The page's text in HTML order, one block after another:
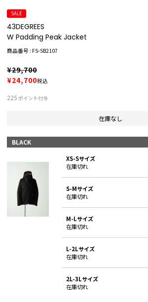
SALE
43DEGREES
W Padding Peak Jacket
商品番号 FS-SB2107
¥29,700
¥24,700税込
225 ポイント付与
在庫なし
BLACK
XS-Sサイズ
在庫切れ
S-Mサイズ
在庫切れ
M-Lサイズ
在庫切れ
L-2Lサイズ
在庫切れ
2L-3Lサイズ
在庫切れ